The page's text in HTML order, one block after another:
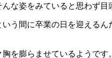
な姿をみていると思わず目
う間に卒業の日を迎える
を膨らませているようです。